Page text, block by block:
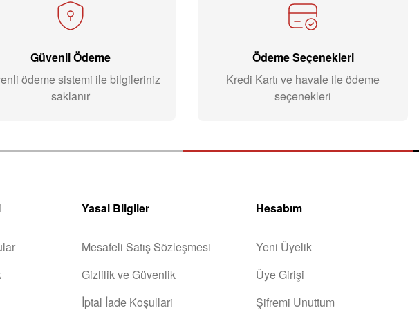
Güvenli Ödeme
ödeme sistemi ile bilgileriniz
saklanır
Ödeme Seçenekleri
Kredi Kartı ve havale ile ödeme
seçenekleri
Yasal Bilgiler
Mesafeli Satış Sözleşmesi
Gizlilik ve Güvenlik
İptal İade Koşullari
Hesabım
Yeni Üyelik
Üye Girişi
Şifremi Unuttum